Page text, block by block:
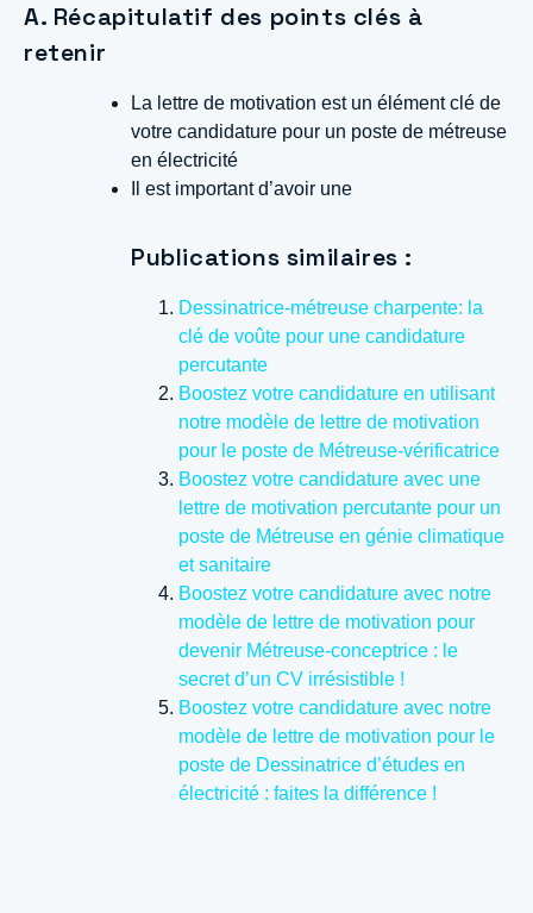
A. Récapitulatif des points clés à
retenir
La lettre de motivation est un élément clé de
votre candidature pour un poste de métreuse
en électricité
Il est important d’avoir une
Publications similaires :
Dessinatrice-métreuse charpente: la
clé de voûte pour une candidature
percutante
Boostez votre candidature en utilisant
notre modèle de lettre de motivation
pour le poste de Métreuse-vérificatrice
Boostez votre candidature avec une
lettre de motivation percutante pour un
poste de Métreuse en génie climatique
et sanitaire
Boostez votre candidature avec notre
modèle de lettre de motivation pour
devenir Métreuse-conceptrice : le
secret d’un CV irrésistible !
Boostez votre candidature avec notre
modèle de lettre de motivation pour le
poste de Dessinatrice d’études en
électricité : faites la différence !